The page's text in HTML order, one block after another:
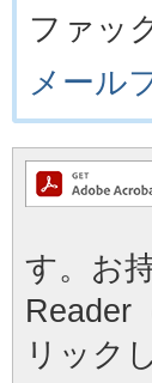
ファッ
メール
す。お
Reader
リック